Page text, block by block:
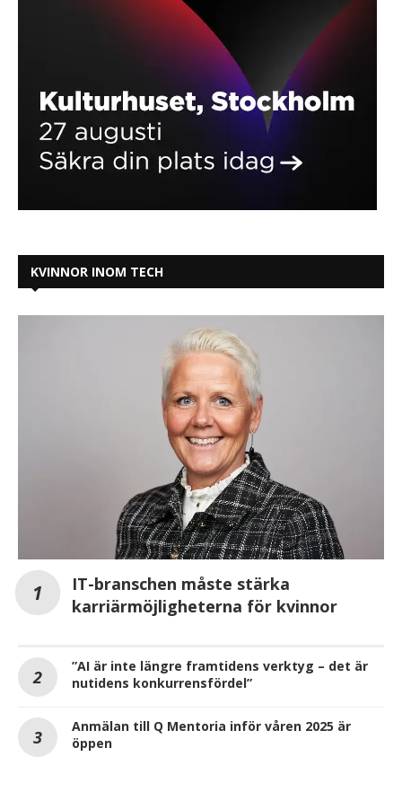
KVINNOR INOM TECH
IT-branschen måste stärka
karriärmöjligheterna för kvinnor
”AI är inte längre framtidens verktyg – det är
nutidens konkurrensfördel”
Anmälan till Q Mentoria inför våren 2025 är
öppen